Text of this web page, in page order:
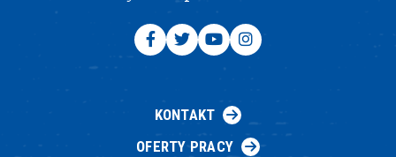
KONTAKT
OFERTY PRACY